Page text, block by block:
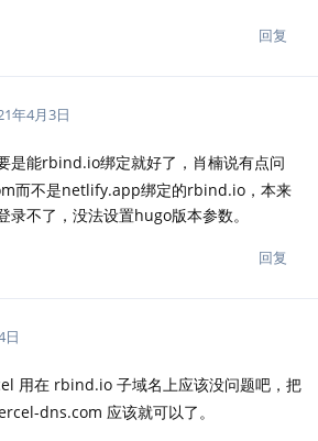
回复
年4月3日
是能rbind.io绑定就好了，肖楠说有点问
而不是netlify.app绑定的rbind.io，本来
不了，没法设置hugo版本参数。
回复
日
用在 rbind.io 子域名上应该没问题吧，把
dns.com 应该就可以了。